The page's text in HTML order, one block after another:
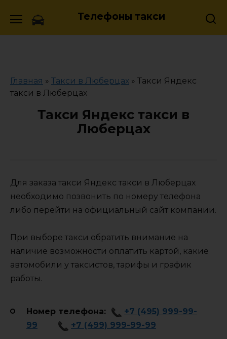
Телефоны такси
Главная » Такси в Люберцах » Такси Яндекс
такси в Люберцах
Такси Яндекс такси в
Люберцах
Для заказа такси Яндекс такси в Люберцах
необходимо позвонить по номеру телефона
либо перейти на официальный сайт компании.
При выборе такси обратить внимание на
наличие возможности оплатить картой, какие
автомобили у таксистов, тарифы и график
работы.
Номер телефона:
+7 (495) 999-99-
99
+7 (499) 999-99-99